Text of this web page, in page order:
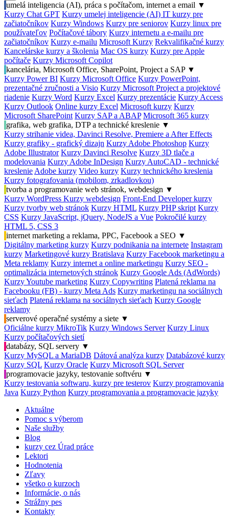
umelá inteligencia (AI), práca s počítačom, internet a email ▼
Kurzy Chat GPT Kurzy umelej inteligencie (AI) IT kurzy pre
začiatočníkov Kurzy Windows Kurzy pre seniorov Kurzy linux pre
používateľov Počítačové tábory Kurzy internetu a e-mailu pre
začiatočníkov Kurzy e-mailu Microsoft Kurzy Rekvalifikačné kurzy
Kancelárske kurzy a školenia Mac OS kurzy Kurzy pre Apple
počítače Kurzy Microsoft Copilot
kancelária, Microsoft Office, SharePoint, Project a SAP ▼
Kurzy Power BI Kurzy Microsoft Office Kurzy PowerPoint,
prezentačné zručnosti a Visio Kurzy Microsoft Project a projektové
riadenie Kurzy Word Kurzy Excel Kurzy prezentácie Kurzy Access
Kurzy Outlook Online kurzy Excel Microsoft kurzy Kurzy
Microsoft SharePoint Kurzy SAP a ABAP Microsoft 365 kurzy
grafika, web grafika, DTP a technické kreslenie ▼
Kurzy strihanie videa, Davinci Resolve, Premiere a After Effects
Kurzy grafiky - grafický dizajn Kurzy Adobe Photoshop Kurzy
Adobe Illustrator Kurzy Davinci Resolve Kurzy 3D tlače a
modelovania Kurzy Adobe InDesign Kurzy AutoCAD - technické
kreslenie Adobe kurzy Video kurzy Kurzy technického kreslenia
Kurzy fotografovania (mobilom, zrkadlovkou)
tvorba a programovanie web stránok, webdesign ▼
Kurzy WordPress Kurzy webdesign Front-End Developer kurzy
Kurzy tvorby web stránok Kurzy HTML Kurzy PHP skript Kurzy
CSS Kurzy JavaScript, jQuery, NodeJS a Vue Pokročilé kurzy
HTML 5, CSS 3
internet marketing a reklama, PPC, Facebook a SEO ▼
Digitálny marketing kurzy Kurzy podnikania na internete Instagram
kurzy Marketingové kurzy Bratislava Kurzy Facebook marketingu a
Meta reklamy Kurzy internet a online marketingu Kurzy SEO -
optimalizácia internetových stránok Kurzy Google Ads (AdWords)
Kurzy Youtube marketing Kurzy Copywriting Platená reklama na
Facebooku (FB) - kurzy Meta Ads Kurzy marketingu na sociálnych
sieťach Platená reklama na sociálnych sieťach Kurzy Google
reklamy
serverové operačné systémy a siete ▼
Oficiálne kurzy MikroTik Kurzy Windows Server Kurzy Linux
Kurzy počítačových sietí
databázy, SQL servery ▼
Kurzy MySQL a MariaDB Dátová analýza kurzy Databázové kurzy
Kurzy SQL Kurzy Oracle Kurzy Microsoft SQL Server
programovacie jazyky, testovanie softvéru ▼
Kurzy testovania softwaru, kurzy pre testerov Kurzy programovania
Java Kurzy Python Kurzy programovania a programovacie jazyky
Aktuálne
Pomoc s výberom
Naše služby
Blog
kurzy cez Úrad práce
Lektori
Hodnotenia
Zľavy
všetko o kurzoch
Informácie, o nás
Strážny pes
Kontakty